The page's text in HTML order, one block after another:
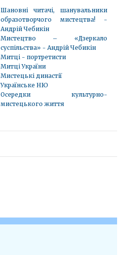
Шановні читачі, шанувальники
образотворчого мистецтва! -
Андрій Чебикін
Мистецтво – «Дзеркало
суспільства» - Андрій Чебикін
Митці - портретисти
Митці України
Мистецькі династії
Українське НЮ
Осередки культурно-
мистецького життя